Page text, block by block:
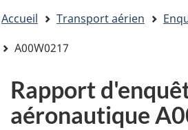
menus
menus
êtes
ici
Accueil Transport aérien
A00W0217
Rapport
aéronautique